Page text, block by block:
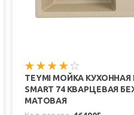
TEYMI МОЙКА КУХОННАЯ
SMART 74 КВАРЦЕВАЯ
МАТОВАЯ